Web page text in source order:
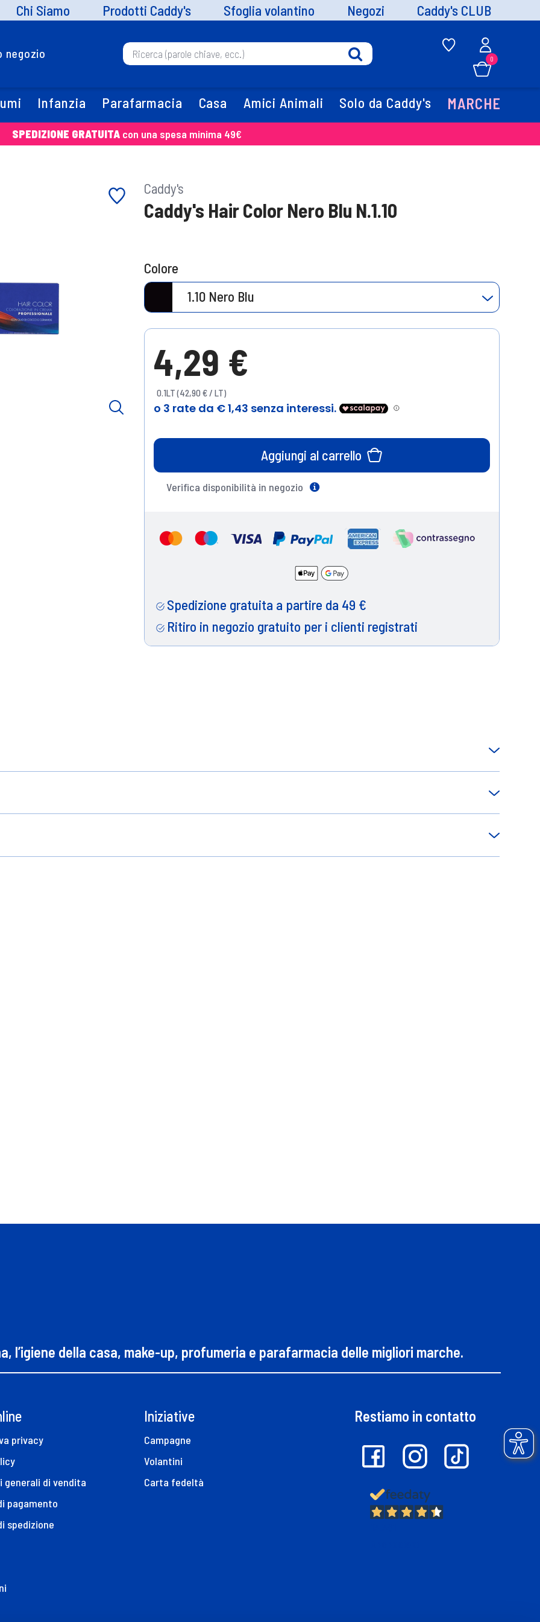
Chi Siamo Prodotti Caddy's Sfoglia volantino Negozi Caddy's CLUB
negozio 0
Infanzia Parafarmacia Casa Amici Animali Solo da Caddy's MARCHE
SPEDIZIONE GRATUITA con una spesa minima 49€
Caddy's
Caddy's Hair Color Nero Blu N.1.10
Colore
1.10 Nero Blu
4,29 €
0.1LT (42,90 € / LT)
Aggiungi al carrello
Verifica disponibilità in negozio
Spedizione gratuita a partire da 49 €
Ritiro in negozio gratuito per i clienti registrati
l'utilizzo.
l’igiene della casa, make-up, profumeria e parafarmacia delle migliori marche.
privacy
generali di vendita
pagamento
spedizione
Iniziative
Campagne
Volantini
Carta fedeltà
Restiamo in contatto